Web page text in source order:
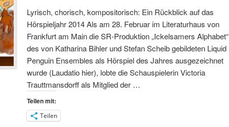
Lyrisch, chorisch, kompositorisch: Ein Rückblick auf das
Hörspieljahr 2014 Als am 28. Februar im Literaturhaus von
Frankfurt am Main die SR-Produktion „Ickelsamers Alphabet“
des von Katharina Bihler und Stefan Scheib gebildeten Liquid
Penguin Ensembles als Hörspiel des Jahres ausgezeichnet
wurde (Laudatio hier), lobte die Schauspielerin Victoria
Trauttmansdorff als Mitglied der …
Teilen mit:
Teilen